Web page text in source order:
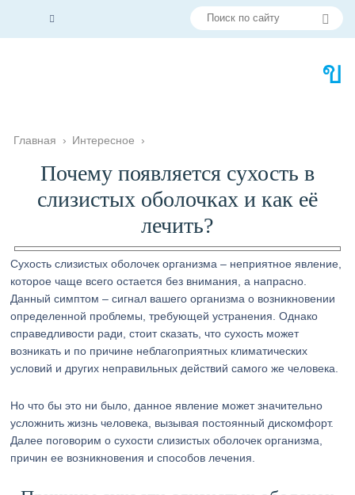
Главная › Интересное ›
Почему появляется сухость в
слизистых оболочках и как её
лечить?
Сухость слизистых оболочек организма – неприятное явление,
которое чаще всего остается без внимания, а напрасно.
Данный симптом – сигнал вашего организма о возникновении
определенной проблемы, требующей устранения. Однако
справедливости ради, стоит сказать, что сухость может
возникать и по причине неблагоприятных климатических
условий и других неправильных действий самого же человека.
Но что бы это ни было, данное явление может значительно
усложнить жизнь человека, вызывая постоянный дискомфорт.
Далее поговорим о сухости слизистых оболочек организма,
причин ее возникновения и способов лечения.